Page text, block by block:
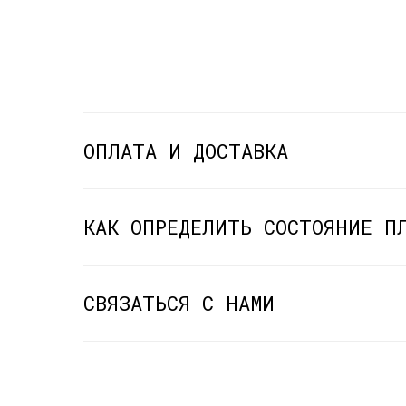
ОПЛАТА И ДОСТАВКА
КАК ОПРЕДЕЛИТЬ СОСТОЯНИЕ
СВЯЗАТЬСЯ С НАМИ